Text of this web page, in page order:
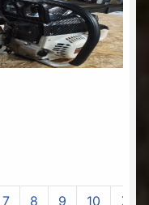
7 8 9 10